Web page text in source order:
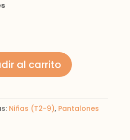
al carrito
Niñas (T2-9), Pantalones